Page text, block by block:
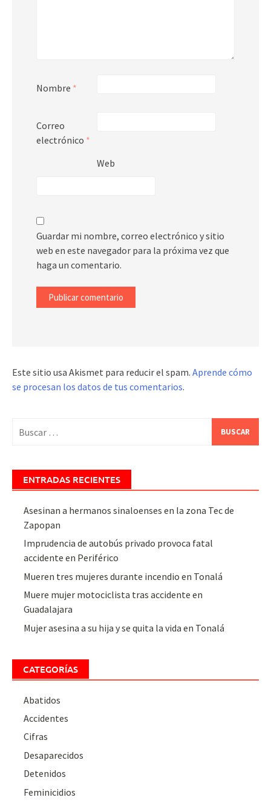
Nombre *
Correo
electrónico *
Web
Guardar mi nombre, correo electrónico y sitio
web en este navegador para la próxima vez que
haga un comentario.
Este sitio usa Akismet para reducir el spam. Aprende cómo
se procesan los datos de tus comentarios.
ENTRADAS RECIENTES
Asesinan a hermanos sinaloenses en la zona Tec de
Zapopan
Imprudencia de autobús privado provoca fatal
accidente en Periférico
Mueren tres mujeres durante incendio en Tonalá
Muere mujer motociclista tras accidente en
Guadalajara
Mujer asesina a su hija y se quita la vida en Tonalá
CATEGORÍAS
Abatidos
Accidentes
Cifras
Desaparecidos
Detenidos
Feminicidios